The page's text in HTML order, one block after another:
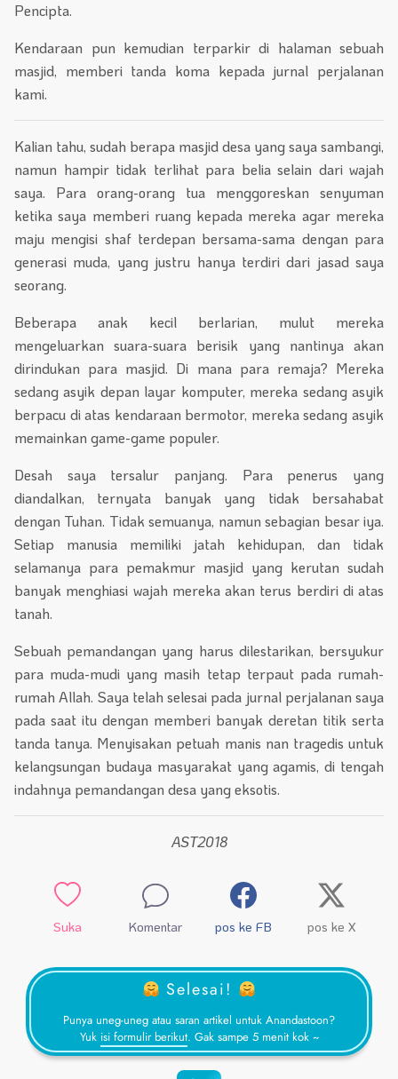
Pencipta.
Kendaraan pun kemudian terparkir di halaman sebuah
masjid, memberi tanda koma kepada jurnal perjalanan
kami.
Kalian tahu, sudah berapa masjid desa yang saya sambangi,
namun hampir tidak terlihat para belia selain dari wajah
saya. Para orang-orang tua menggoreskan senyuman
ketika saya memberi ruang kepada mereka agar mereka
maju mengisi shaf terdepan bersama-sama dengan para
generasi muda, yang justru hanya terdiri dari jasad saya
seorang.
Beberapa anak kecil berlarian, mulut mereka
mengeluarkan suara-suara berisik yang nantinya akan
dirindukan para masjid. Di mana para remaja? Mereka
sedang asyik depan layar komputer, mereka sedang asyik
berpacu di atas kendaraan bermotor, mereka sedang asyik
memainkan game-game populer.
Desah saya tersalur panjang. Para penerus yang
diandalkan, ternyata banyak yang tidak bersahabat
dengan Tuhan. Tidak semuanya, namun sebagian besar iya.
Setiap manusia memiliki jatah kehidupan, dan tidak
selamanya para pemakmur masjid yang kerutan sudah
banyak menghiasi wajah mereka akan terus berdiri di atas
tanah.
Sebuah pemandangan yang harus dilestarikan, bersyukur
para muda-mudi yang masih tetap terpaut pada rumah-
rumah Allah. Saya telah selesai pada jurnal perjalanan saya
pada saat itu dengan memberi banyak deretan titik serta
tanda tanya. Menyisakan petuah manis nan tragedis untuk
kelangsungan budaya masyarakat yang agamis, di tengah
indahnya pemandangan desa yang eksotis.
AST2018
Suka Komentar pos ke FB pos ke X
Selesai!
Punya uneg-uneg atau saran artikel untuk Anandastoon?
Yuk isi formulir berikut. Gak sampe 5 menit kok ~